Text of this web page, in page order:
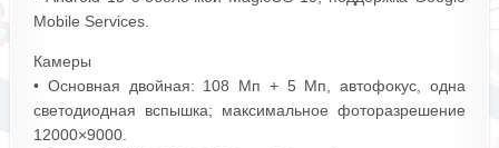
Mobile Services.
Камеры
• Основная двойная: 108 Мп + 5 Мп, автофокус, одна
светодиодная вспышка; максимальное фоторазрешение
12000×9000.